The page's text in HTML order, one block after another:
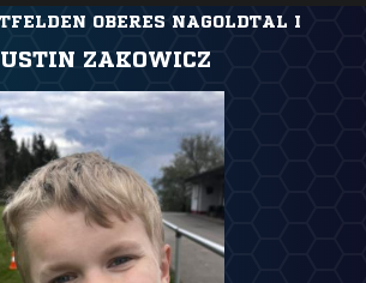
OBERES NAGOLDTAL I
ZAKOWICZ